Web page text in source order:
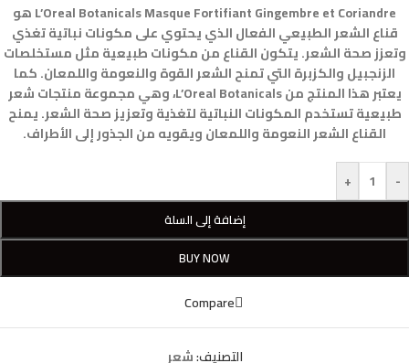
L’Oreal Botanicals Masque Fortifiant Gingembre et Coriandre هو
قناع الشعر الطبيعي الفعال الذي يحتوي على مكونات نباتية تغذي
وتعزز صحة الشعر. يتكون القناع من مكونات طبيعية مثل مستخلصات
الزنجبيل والكزبرة التي تمنح الشعر القوة والنعومة واللمعان. كما
يعتبر هذا المنتج من L’Oreal Botanicals، وهي مجموعة منتجات شعر
طبيعية تستخدم المكونات النباتية لتغذية وتعزيز صحة الشعر. يمنح
القناع الشعر النعومة واللمعان ويقويه من الجذور إلى الأطراف.
-
+
إضافة إلى السلة
BUY NOW
Compare
التصنيف:شعر